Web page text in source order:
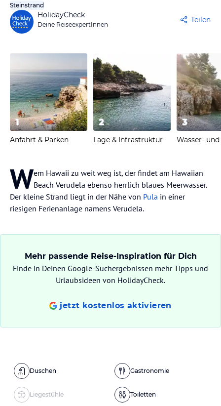
Steinstrand
HolidayCheck
Deine ReiseexpertInnen
Teilen
1
Anfahrt & Parken
2
Lage & Infrastruktur
3
Wem Hawaii zu weit weg ist, der findet am Hawaiian
Beach Verudela ebenso herrlich blaues Meerwasser.
Der kleine Strand liegt in der Nähe von Pula in einer
riesigen Ferienanlage namens Verudela.
Mehr passende Reise-Inspiration für Dich
Finde in Deinen Google-Suchergebnissen mehr Tipps und
Urlaubsideen von HolidayCheck.
jetzt kostenlos aktivieren
Duschen Gastronomie
Liegestühle Toiletten